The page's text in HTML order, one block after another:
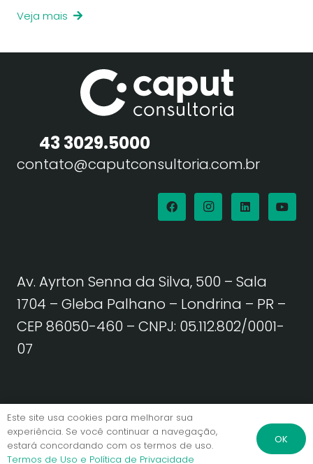
Veja mais
43 3029.5000
contato@caputconsultoria.com.br
Av. Ayrton Senna da Silva, 500 – Sala
1704 – Gleba Palhano – Londrina – PR –
CEP 86050-460 – CNPJ: 05.112.802/0001-
07
Política de Privacidade | Termos de Uso
© Caput Consultoria. Todos os direitos reservados.
Este site usa cookies para melhorar sua
experiência. Se você continuar a navegação,
estará concordando com os termos de uso.
Termos de Uso e Política de Privacidade
OK